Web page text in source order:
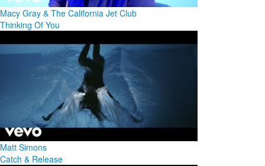
Macy Gray & The California Jet Club
Thinking Of You
Matt Simons
Catch & Release